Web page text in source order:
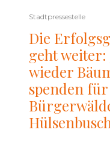
Stadtpressestelle
Die
geht weiter:
wieder
spenden für